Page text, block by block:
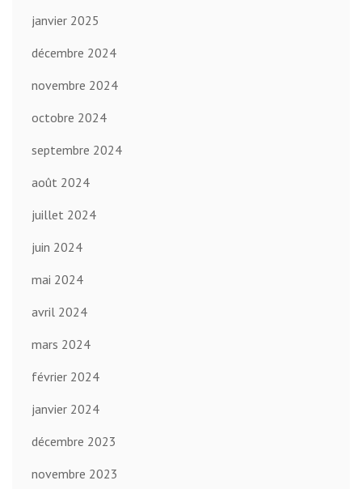
janvier 2025
décembre 2024
novembre 2024
octobre 2024
septembre 2024
août 2024
juillet 2024
juin 2024
mai 2024
avril 2024
mars 2024
février 2024
janvier 2024
décembre 2023
novembre 2023